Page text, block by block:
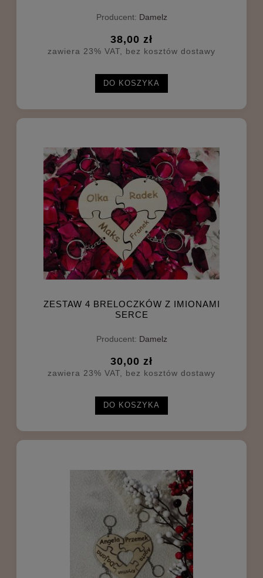
Producent: Damelz
38,00 zł
zawiera 23% VAT, bez kosztów dostawy
DO KOSZYKA
ZESTAW 4 BRELOCZKÓW Z IMIONAMI
SERCE
Producent: Damelz
30,00 zł
zawiera 23% VAT, bez kosztów dostawy
DO KOSZYKA